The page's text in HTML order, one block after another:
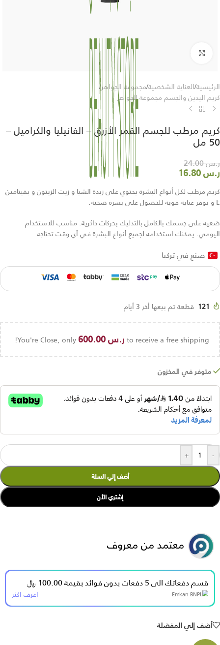
الرئيسية/العناية الشخصية/مجموعة الجواهر/
كريم اليدين والجسم مجموعة الجواهر
كريم مرطب للجسم القمر الأزرق – الفانيليا والكراميل –
50 مل
ر.س24.00
ر.س
كريم مرطب لكل أنواع البشرة يحتوي على زبدة الشيا و زيت الزيتون و بفيتامين
E و يوفر عناية قوية للحصول على بشرة صحية.
ضعيه على جسمك بالكامل بالتدليك بحركات دائرية. مناسب للاستخدام
اليومي. يمكنك استخدامه لجميع أنواع البشرة في أي وقت تحتاجه
صنع في تركيا
121 قطعة تم بيعها أخر 3 أيام
You're Close, only ر.س to receive a free shipping!
متوفر في المخزون
-
+
أضف إلي السلة
إشتري الأن
معتمد من معروف
قسم دفعاتك الى 5 دفعات بدون فوائد بقيمة 100.00 ﷼
اعرف اكثر
أضف إلي المفضلة